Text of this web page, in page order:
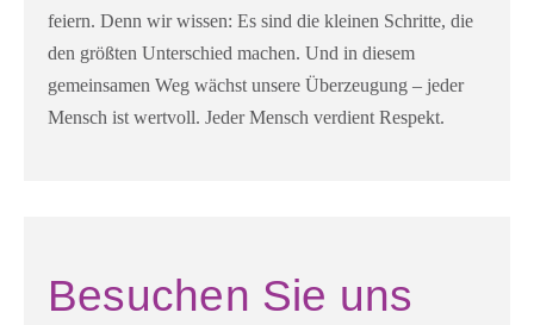
feiern. Denn wir wissen: Es sind die kleinen Schritte, die
den größten Unterschied machen. Und in diesem
gemeinsamen Weg wächst unsere Überzeugung – jeder
Mensch ist wertvoll. Jeder Mensch verdient Respekt.
Besuchen Sie uns